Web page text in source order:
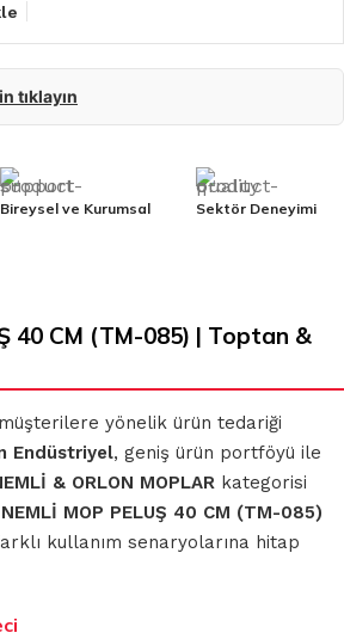
tıklayın
Bireysel ve Kurumsal Sektör Deneyimi
40 CM (TM-085) | Toptan &
yönelik ürün tedariği
Endüstriyel, geniş ürün portföyü ile
& ORLON MOPLAR kategorisi
NEMLİ MOP PELUŞ 40 CM (TM-085)
kullanım senaryolarına hitap